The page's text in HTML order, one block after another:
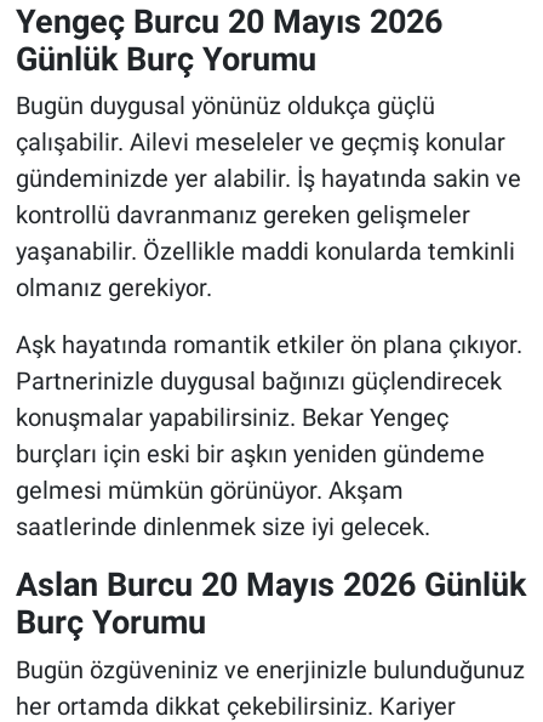
Yengeç Burcu 20 Mayıs 2026
Günlük Burç Yorumu
Bugün duygusal yönünüz oldukça güçlü
çalışabilir. Ailevi meseleler ve geçmiş konular
gündeminizde yer alabilir. İş hayatında sakin ve
kontrollü davranmanız gereken gelişmeler
yaşanabilir. Özellikle maddi konularda temkinli
olmanız gerekiyor.
Aşk hayatında romantik etkiler ön plana çıkıyor.
Partnerinizle duygusal bağınızı güçlendirecek
konuşmalar yapabilirsiniz. Bekar Yengeç
burçları için eski bir aşkın yeniden gündeme
gelmesi mümkün görünüyor. Akşam
saatlerinde dinlenmek size iyi gelecek.
Aslan Burcu 20 Mayıs 2026 Günlük
Burç Yorumu
Bugün özgüveniniz ve enerjinizle bulunduğunuz
her ortamda dikkat çekebilirsiniz. Kariyer